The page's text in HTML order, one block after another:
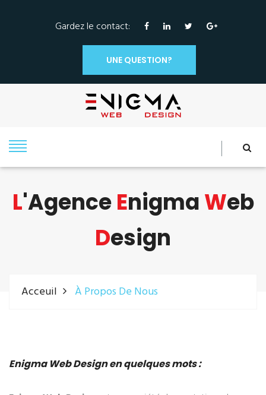
Gardez le contact:
UNE QUESTION?
L'AgenceENigmaWEb
DEsign
Acceuil À Propos De Nous
Enigma Web Design en quelques mots :